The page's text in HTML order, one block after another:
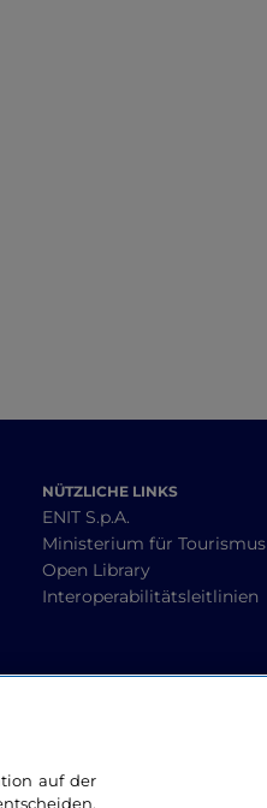
NÜTZLICHE LINKS
ENIT S.p.A.
Ministerium für Tourismus
Open Library
Interoperabilitätsleitlinien
auf der